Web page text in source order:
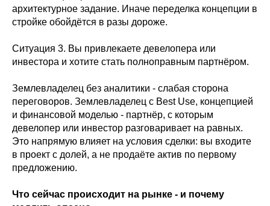
архитектурное задание. Иначе переделка концепции в
стройке обойдётся в разы дороже.
Ситуация 3. Вы привлекаете девелопера или
инвестора и хотите стать полноправным партнёром.
Землевладелец без аналитики - слабая сторона
переговоров. Землевладелец с Best Use, концепцией
и финансовой моделью - партнёр, с которым
девелопер или инвестор разговаривает на равных.
Это напрямую влияет на условия сделки: вы входите
в проект с долей, а не продаёте актив по первому
предложению.
Что сейчас происходит на рынке - и почему